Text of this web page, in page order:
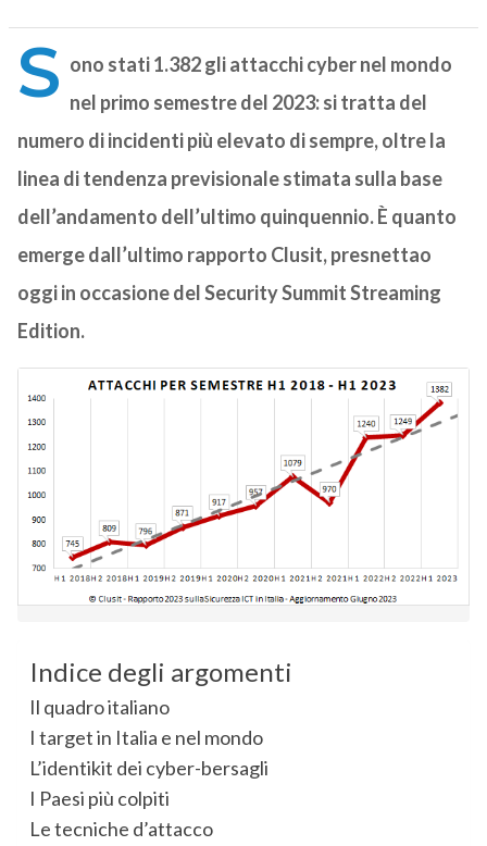
S ono stati 1.382 gli attacchi cyber nel mondo
nel primo semestre del 2023: si tratta del
numero di incidenti più elevato di sempre, oltre la
linea di tendenza previsionale stimata sulla base
dell’andamento dell’ultimo quinquennio. È quanto
emerge dall’ultimo rapporto Clusit, presnettao
oggi in occasione del Security Summit Streaming
Edition.
Indice degli argomenti
Il quadro italiano
I target in Italia e nel mondo
L’identikit dei cyber-bersagli
I Paesi più colpiti
Le tecniche d’attacco